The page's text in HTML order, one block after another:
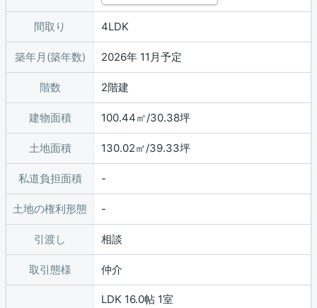
間取り 4LDK
築年月(築年数) 2026年 11月予定
階数 2階建
建物面積 100.44㎡/30.38坪
土地面積 130.02㎡/39.33坪
私道負担面積
土地の権利形態
引渡し 相談
取引態様 仲介
LDK 16.0帖 1室